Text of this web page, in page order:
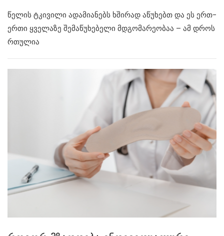
წელის ტკივილი ადამიანებს ხშირად აწუხებთ და ეს ერთ-
ერთი ყველაზე შემაწუხებელი მდგომარეობაა – ამ დროს
რთულია